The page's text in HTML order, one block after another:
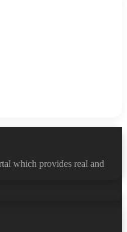
which provides real and